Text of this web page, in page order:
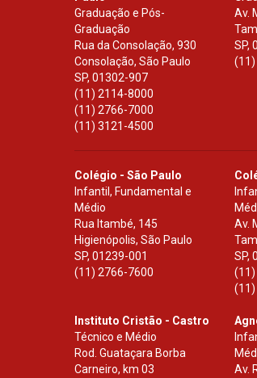
Graduação e Pós-
Graduação
Rua da Consolação, 930
Consolação, São Paulo
SP, 01302-907
(11) 2114-8000
(11) 2766-7000
(11) 3121-4500
Av.
SP,
Colégio - São Paulo
Infantil, Fundamental e
Médio
Rua Itambé, 145
Higienópolis, São Paulo
SP, 01239-001
(11) 2766-7600
Av.
SP,
Instituto Cristão - Castro
Técnico e Médio
Rod. Guataçara Borba
Carneiro, km 03
Av.